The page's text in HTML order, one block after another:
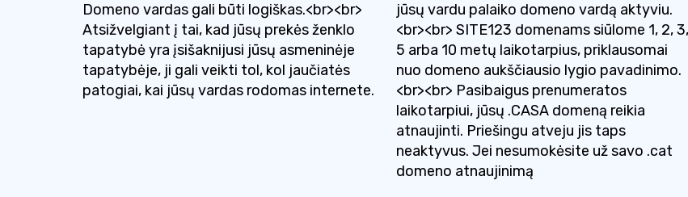
Domeno vardas gali būti logiškas.<br><br>
Atsižvelgiant į tai, kad jūsų prekės ženklo
tapatybė yra įsišaknijusi jūsų asmeninėje
tapatybėje, ji gali veikti tol, kol jaučiatės
patogiai, kai jūsų vardas rodomas internete.
jūsų vardu palaiko domeno vardą aktyviu.
<br><br> SITE123 domenams siūlome 1, 2, 3,
5 arba 10 metų laikotarpius, priklausomai
nuo domeno aukščiausio lygio pavadinimo.
<br><br> Pasibaigus prenumeratos
laikotarpiui, jūsų .CASA domeną reikia
atnaujinti. Priešingu atveju jis taps
neaktyvus. Jei nesumokėsite už savo .cat
domeno atnaujinimą